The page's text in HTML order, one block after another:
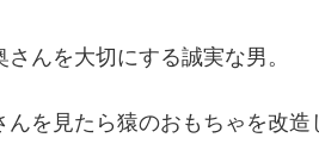
んを大切にする誠実な男。
を見たら猿のおもちゃを改